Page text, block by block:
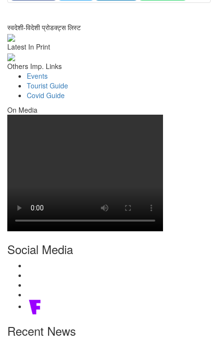
स्वदेशी-विदेशी प्रोडक्ट्स लिस्ट
Latest In Print
Others Imp. Links
Events
Tourist Guide
Covid Guide
On Media
Social Media
Recent News